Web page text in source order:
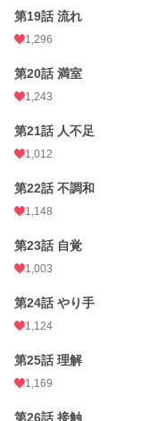
第19話 流れ
1,296
第20話 満室
1,243
第21話 人不足
1,012
第22話 不調和
1,148
第23話 自覚
1,003
第24話 やり手
1,124
第25話 理解
1,169
第26話 接触